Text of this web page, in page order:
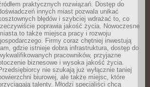
praktycznych rozwiązań. Dostęp do
innych miast pozwala unikać
błędów i szybciej wdrażać to, co
poprawia jakość życia. Nowoczesne
to także miejsca pracy i rozwoju
Firmy coraz chętniej inwestują
gdzie istnieje dobra infrastruktura, dostęp do
pracowników, przyjazne
biznesowe i wysoka jakość życia.
nie szukają już wyłącznie taniej
biurowej, ale także miejsc, które
talenty. Młodzi specjaliści chcą